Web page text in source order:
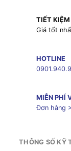
TIẾT
Giá tốt
HOTLINE
MIỄN PHÍ
Đơn hàng
THÔNG SỐ KỸ